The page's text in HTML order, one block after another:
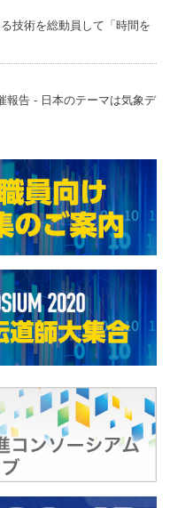
技術を総動員して「時間を
報告 ‐ 日本のテーマは気象デ